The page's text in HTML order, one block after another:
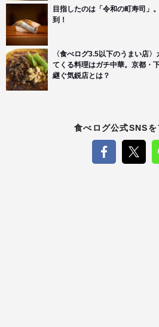
目指したのは「令和の町寿司」
到！
〈食べログ3.5以下のうまい店
てくる料理はガチ中華。京都・
継ぐ気鋭店とは？
食べログ公式SNSを